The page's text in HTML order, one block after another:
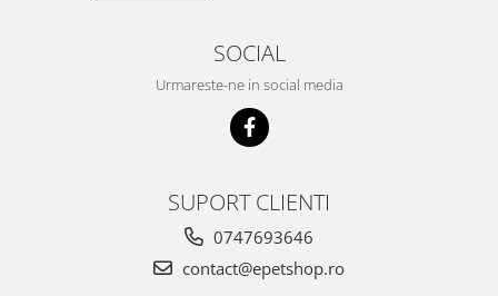
SOCIAL
Urmareste-ne in social media
SUPORT CLIENTI
0747693646
contact@epetshop.ro